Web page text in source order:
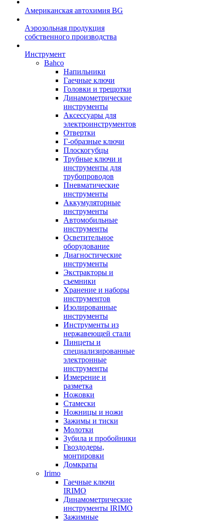
Американская автохимия BG
Аэрозольная продукция
собственного производства
Инструмент
Bahco
Напильники
Гаечные ключи
Головки и трещотки
Динамометрические
инструменты
Аксессуары для
электроинструментов
Отвертки
Г-образные ключи
Плоскогубцы
Трубные ключи и
инструменты для
трубопроводов
Пневматические
инструменты
Аккумуляторные
инструменты
Автомобильные
инструменты
Осветительное
оборудование
Диагностические
инструменты
Экстракторы и
съемники
Хранение и наборы
инструментов
Изолированные
инструменты
Инструменты из
нержавеющей стали
Пинцеты и
специализированные
электронные
инструменты
Измерение и
разметка
Ножовки
Стамески
Ножницы и ножи
Зажимы и тиски
Молотки
Зубила и пробойники
Гвоздодеры,
монтировки
Домкраты
Irimo
Гаечные ключи
IRIMO
Динамометрические
инструменты IRIMO
Зажимные